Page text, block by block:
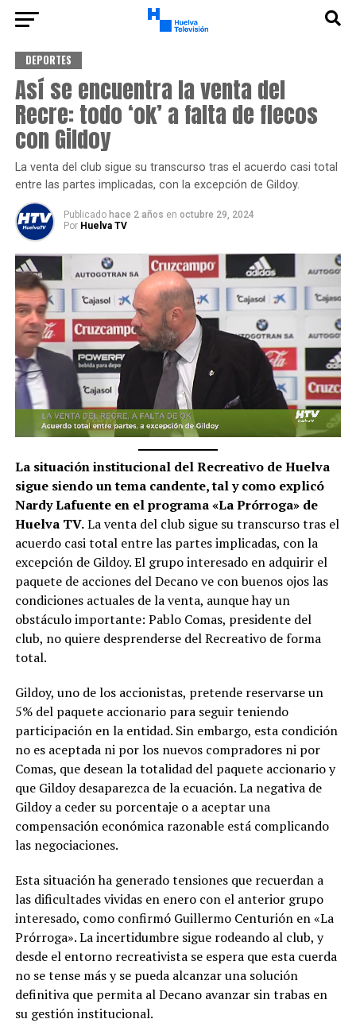
DEPORTES
Así se encuentra la venta del
Recre: todo ‘ok’ a falta de flecos
con Gildoy
La venta del club sigue su transcurso tras el acuerdo casi total
entre las partes implicadas, con la excepción de Gildoy.
Publicado hace 2 años en octubre 29, 2024
Por Huelva TV
La situación institucional del Recreativo de Huelva
sigue siendo un tema candente, tal y como explicó
Nardy Lafuente en el programa «La Prórroga» de
Huelva TV.La venta del club sigue su transcurso tras el
acuerdo casi total entre las partes implicadas, con la
excepción de Gildoy. El grupo interesado en adquirir el
paquete de acciones del Decano ve con buenos ojos las
condiciones actuales de la venta, aunque hay un
obstáculo importante: Pablo Comas, presidente del
club, no quiere desprenderse del Recreativo de forma
total.
Gildoy, uno de los accionistas, pretende reservarse un
5% del paquete accionario para seguir teniendo
participación en la entidad. Sin embargo, esta condición
no es aceptada ni por los nuevos compradores ni por
Comas, que desean la totalidad del paquete accionario y
que Gildoy desaparezca de la ecuación. La negativa de
Gildoy a ceder su porcentaje o a aceptar una
compensación económica razonable está complicando
las negociaciones.
Esta situación ha generado tensiones que recuerdan a
las dificultades vividas en enero con el anterior grupo
interesado, como confirmó Guillermo Centurión en «La
Prórroga». La incertidumbre sigue rodeando al club, y
desde el entorno recreativista se espera que esta cuerda
no se tense más y se pueda alcanzar una solución
definitiva que permita al Decano avanzar sin trabas en
su gestión institucional.